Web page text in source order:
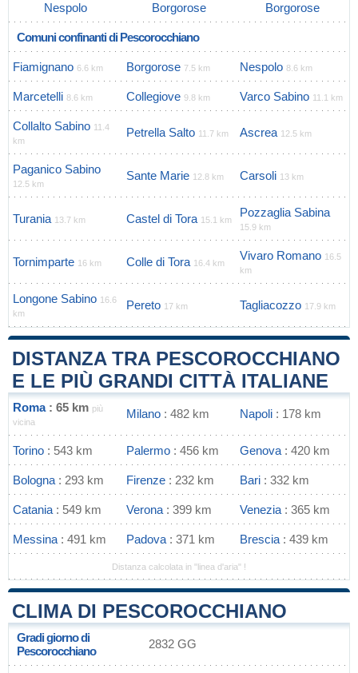
Nespolo Borgorose Borgorose
Comuni confinanti di Pescorocchiano
Fiamignano 6.6 km Borgorose 7.5 km Nespolo 8.6 km
Marcetelli 8.6 km Collegiove 9.8 km Varco Sabino 11.1 km
Collalto Sabino 11.4
km
Petrella Salto 11.7 km Ascrea 12.5 km
Paganico Sabino
12.5 km
Sante Marie 12.8 km Carsoli 13 km
Turania 13.7 km Castel di Tora 15.1 km
Pozzaglia Sabina
15.9 km
Tornimparte 16 km Colle di Tora 16.4 km
Vivaro Romano 16.5
km
Longone Sabino 16.6
km
Pereto 17 km Tagliacozzo 17.9 km
DISTANZA TRA PESCOROCCHIANO
E LE PIÙ GRANDI CITTÀ ITALIANE
Roma: 65 km più
vicina
Milano : 482 km Napoli : 178 km
Torino : 543 km Palermo : 456 km Genova : 420 km
Bologna : 293 km Firenze : 232 km Bari : 332 km
Catania : 549 km Verona : 399 km Venezia : 365 km
Messina : 491 km Padova : 371 km Brescia : 439 km
Distanza calcolata in "linea d'aria" !
CLIMA DI PESCOROCCHIANO
Gradi giorno di
Pescorocchiano
2832 GG